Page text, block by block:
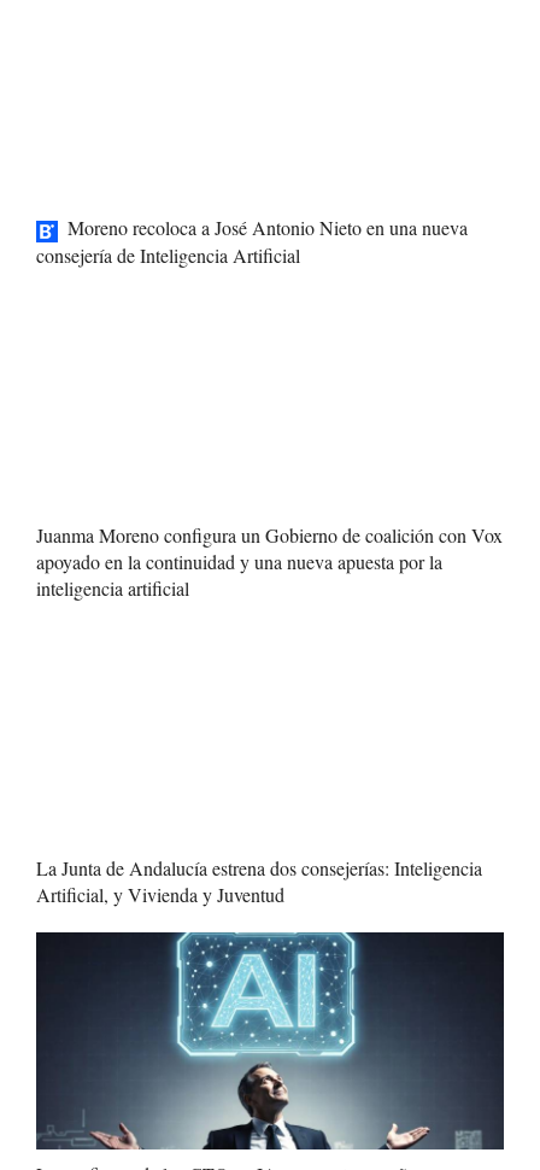
Moreno recoloca a José Antonio Nieto en una nueva
consejería de Inteligencia Artificial
Juanma Moreno configura un Gobierno de coalición con Vox
apoyado en la continuidad y una nueva apuesta por la
inteligencia artificial
La Junta de Andalucía estrena dos consejerías: Inteligencia
Artificial, y Vivienda y Juventud